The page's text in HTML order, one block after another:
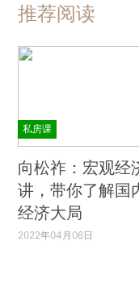
推荐阅读
私房课
向松祚：宏观经
讲，带你了解国
经济大局
2022年04月06日